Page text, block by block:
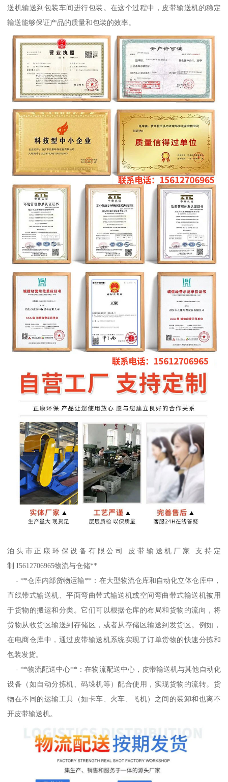
送机输送到包装车间进行包装。在这个过程中，皮带输送机的稳定
输送能够保证产品的质量和包装的效率。
泊头市正康环保设备有限公司 皮带输送机厂家 支持定
制 I5612706965物流与仓储**
- **仓库内部货物运输**：在大型物流仓库和自动化立体仓库中，
直线带式输送机、平面弯曲带式输送机或空间弯曲带式输送机被用
于货物的搬运和分类。它们可以根据仓库的布局和货物的流向，将
货物从收货区输送到存储区，或者从存储区输送到发货区。例如，
在电商仓库中，通过皮带输送机系统实现了订单货物的快速分拣和
包装发货。
- **物流配送中心**：在物流配送中心，皮带输送机与其他自动化
设备（如自动分拣机、码垛机等）配合使用，实现货物的流转。货
物在不同的运输工具（如卡车、火车、飞机）之间的装卸和也离不
开皮带输送机。